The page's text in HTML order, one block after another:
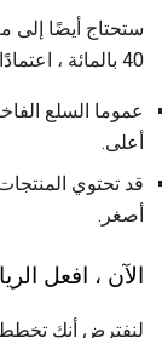
ستحتاج أيضًا إلى
40 بالمائة ، اعتمادًا على قطاع الصناعة.
عموما السلع
أعلى.
قد تحتوي
أصغر.
الآن ، افعل